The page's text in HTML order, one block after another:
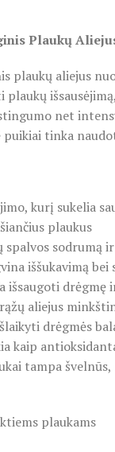
Plaukų
plaukų aliejus
net
tinka
kurį sukelia
plaukus
sodrumą
iššukavimą bei
išsaugoti
aliejus
drėgmės
kaip
tampa
plaukams